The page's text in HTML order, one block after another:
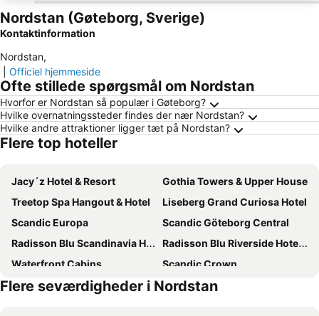
Nordstan (Gøteborg, Sverige)
Kontaktinformation
Nordstan,
Officiel hjemmeside
Ofte stillede spørgsmål om Nordstan
Hvorfor er Nordstan så populær i Gøteborg?
Hvilke overnatningssteder findes der nær Nordstan?
Hvilke andre attraktioner ligger tæt på Nordstan?
Flere top hoteller
Jacy´z Hotel & Resort
Gothia Towers & Upper House
Treetop Spa Hangout & Hotel
Liseberg Grand Curiosa Hotel
Scandic Europa
Scandic Göteborg Central
Radisson Blu Scandinavia Hotel, Goteborg
Radisson Blu Riverside Hotel, Gothenburg
Waterfront Cabins
Scandic Crown
Hyatt Place Gothenburg Central
Hotel & Ristorante Bellora
Flere seværdigheder i Nordstan